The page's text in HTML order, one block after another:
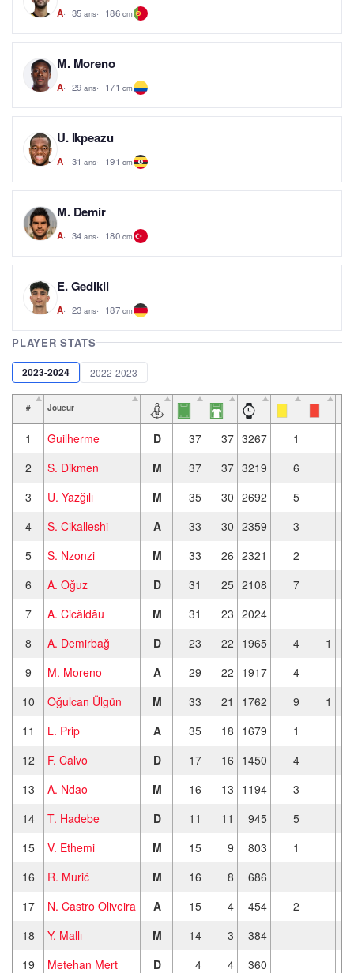
A 35 ans 186 cm
M. Moreno
A 29 ans 171 cm
U. Ikpeazu
A 31 ans 191 cm
M. Demir
A 34 ans 180 cm
E. Gedikli
A 23 ans 187 cm
PLAYER STATS
2023-2024 2022-2023
# Joueur
1 Guilherme D 37 37 3267
1
2
S. Dikmen M 37 37 3219
6
3
U. Yazğılı M 35 30 2692
5
4
S. Cikalleshi A 33 30 2359 3
5
S. Nzonzi M 33 26 2321
2
6
A. Oğuz D 31 25 2108
7
7
A. Cicâldău M 31 23 2024
8
A. Demirbağ D 23 22 1965 4
1
9
M. Moreno A 29 22 1917
4
10
Oğulcan Ülgün M 33 21 1762 9
1
11
L. Prip A 35 18 1679
1
12
F. Calvo D 17 16 1450
4
13
A. Ndao M 16 13 1194
3
14
T. Hadebe D 11 11 945
5
15
V. Ethemi M 15 9 803
1
16
R. Murić M 16 8
686
17
N. Castro Oliveira A 15 4 454
2
18
Y. Mallı M 14 3
384
19
Metehan Mert D 4 4
360